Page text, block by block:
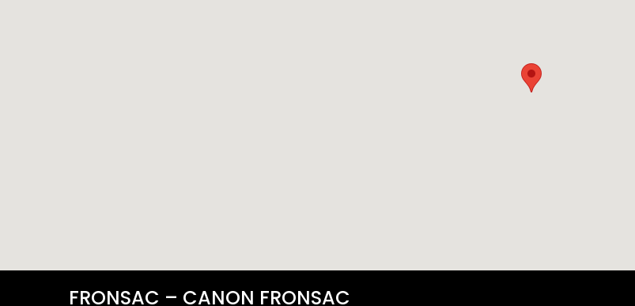
FRONSAC – CANON FRONSAC